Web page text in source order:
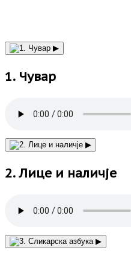
▶
1. Чувар
▶
2. Лице и наличје
▶